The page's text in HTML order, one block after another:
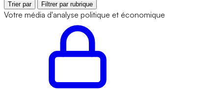
Trier par Filtrer par rubrique
Votre média d'analyse politique et économique